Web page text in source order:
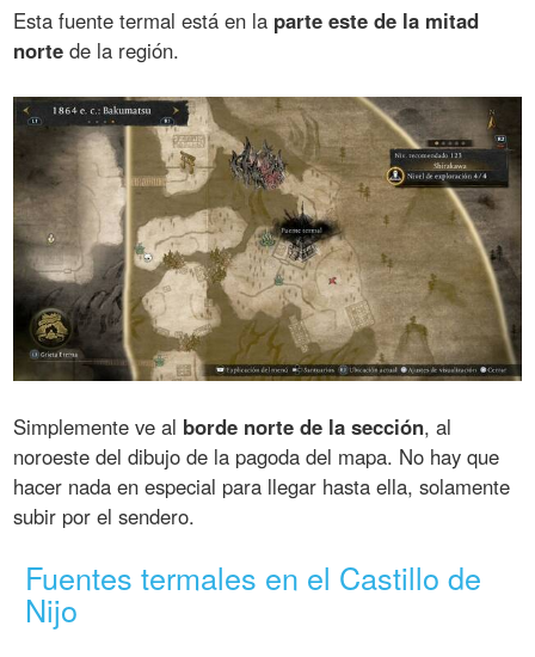
Esta fuente termal está en la parte este de la mitad
norte de la región.
Simplemente ve al borde norte de la sección, al
noroeste del dibujo de la pagoda del mapa. No hay que
hacer nada en especial para llegar hasta ella, solamente
subir por el sendero.
Fuentes termales en el Castillo de
Nijo